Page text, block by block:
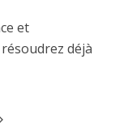
et
déjà